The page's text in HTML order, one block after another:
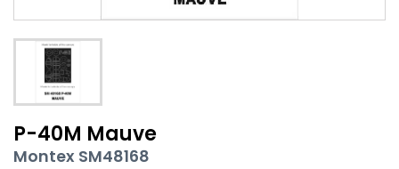
P-40M Mauve
Montex SM48168